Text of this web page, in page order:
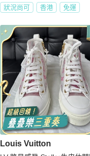
狀況尚可 香港 免運
Louis Vuitton